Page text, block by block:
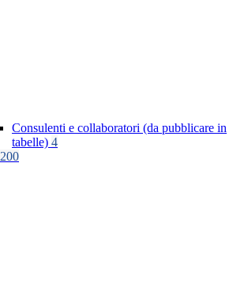
Consulenti e collaboratori (da pubblicare in
tabelle) 4
200